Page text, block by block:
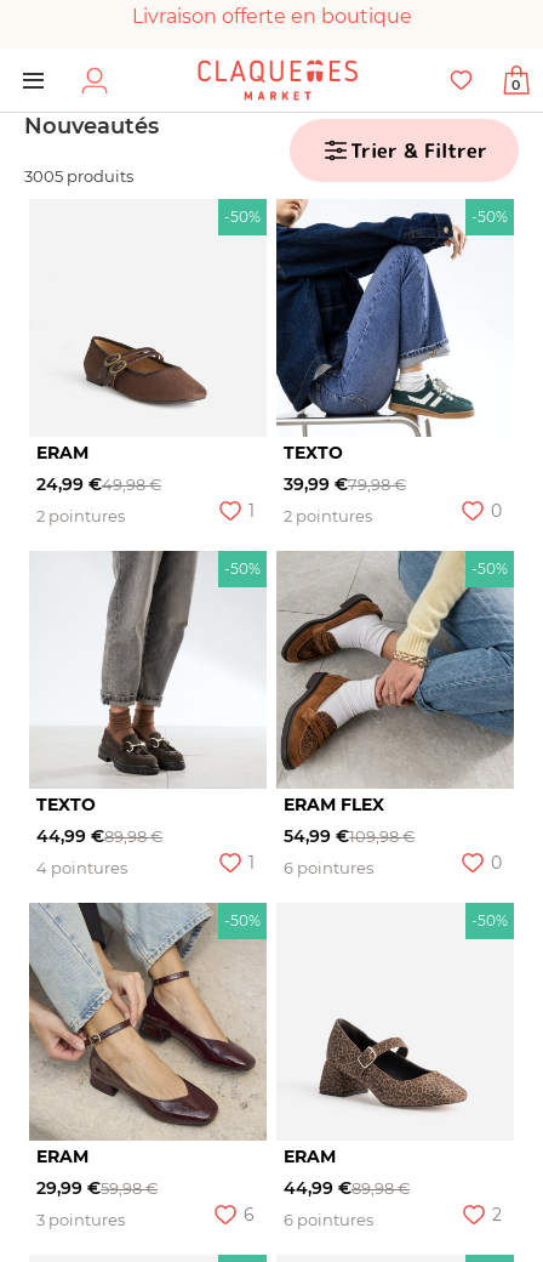
Livraison offerte en boutique
Paiement 100% sécurisé
Chaussures garanties en parfait état
0
Nouveautés
3005 produits
Trier & Filtrer
-50%
ERAM
24,99 €49,98 €
2 pointures
1
-50%
TEXTO
39,99 €79,98 €
2 pointures
0
-50%
TEXTO
44,99 €89,98 €
4 pointures
1
-50%
ERAM FLEX
54,99 €109,98 €
6 pointures
0
-50%
ERAM
29,99 €59,98 €
3 pointures
6
-50%
ERAM
44,99 €89,98 €
6 pointures
2